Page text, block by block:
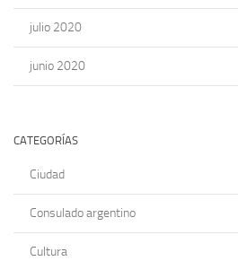
julio 2020
junio 2020
CATEGORÍAS
Ciudad
Consulado argentino
Cultura